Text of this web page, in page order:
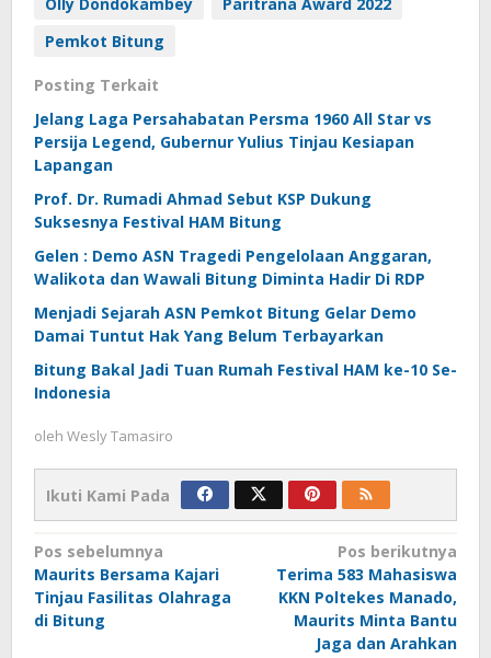
Pemkot Bitung
Posting Terkait
Jelang Laga Persahabatan Persma 1960 All Star vs
Persija Legend, Gubernur Yulius Tinjau Kesiapan
Lapangan
Prof. Dr. Rumadi Ahmad Sebut KSP Dukung
Suksesnya Festival HAM Bitung
Gelen : Demo ASN Tragedi Pengelolaan Anggaran,
Walikota dan Wawali Bitung Diminta Hadir Di RDP
Menjadi Sejarah ASN Pemkot Bitung Gelar Demo
Damai Tuntut Hak Yang Belum Terbayarkan
Bitung Bakal Jadi Tuan Rumah Festival HAM ke-10 Se-
Indonesia
oleh Wesly Tamasiro
Ikuti Kami Pada
Navigasi
pos
Pos sebelumnya
Maurits Bersama Kajari
Tinjau Fasilitas Olahraga
di Bitung
Pos berikutnya
Terima 583 Mahasiswa
KKN Poltekes Manado,
Maurits Minta Bantu
Jaga dan Arahkan